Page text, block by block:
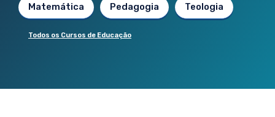
Matemática Pedagogia Teologia
Todos os Cursos de Educação